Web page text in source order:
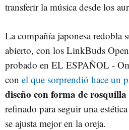
transferir la música desde los
La compañía japonesa redobla
abierto, con los LinkBuds
probado en EL ESPAÑOL -
con el que sorprendió hace un
diseño con forma de rosquilla
refinado para seguir una
se ajusta mejor en la oreja.